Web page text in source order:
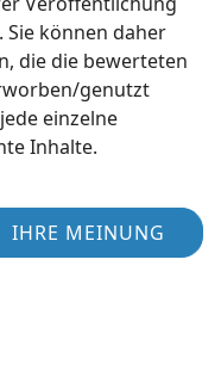
können daher
die die bewerteten
genutzt
einzelne
Inhalte.
IHRE MEINUNG